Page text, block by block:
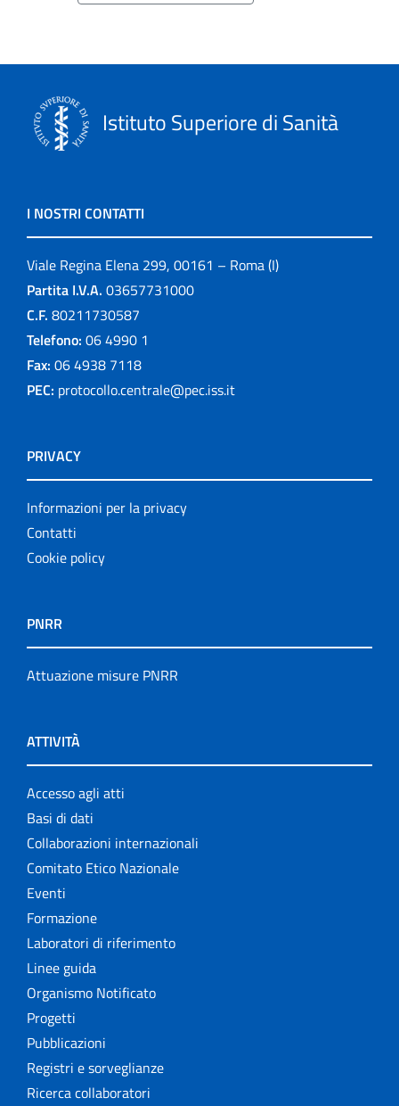
Istituto Superiore di Sanità
I NOSTRI CONTATTI
Viale Regina Elena 299, 00161 – Roma (I)
Partita I.V.A. 03657731000
C.F. 80211730587
Telefono: 06 4990 1
Fax: 06 4938 7118
PEC: protocollo.centrale@pec.iss.it
PRIVACY
Informazioni per la privacy
Contatti
Cookie policy
PNRR
Attuazione misure PNRR
ATTIVITÀ
Accesso agli atti
Basi di dati
Collaborazioni internazionali
Comitato Etico Nazionale
Eventi
Formazione
Laboratori di riferimento
Linee guida
Organismo Notificato
Progetti
Pubblicazioni
Registri e sorveglianze
Ricerca collaboratori